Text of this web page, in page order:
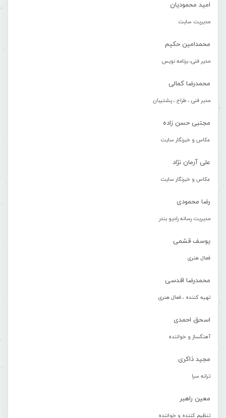
امید محمودیان
مدیریت سایت
محمدامین حکیم
مدیر فنی، برنامه نویس
محمدرضا کمالی
مدیر فنی ، طراح ، پشتیبان
مجتبی حسن زاده
عکاس و خبرنگار سایت
علی آرمان نژاد
عکاس و خبرنگار سایت
رضا محمودی
مدیریت رسانه رادیو بندر
یوسف قشمی
فعال هنری
محمدرضا اقدسی
تهیه کننده ، فعال هنری
اسحق احمدی
آهنگساز و خواننده
مجید ذاکری
ترانه سرا
معین راهبر
تنظیم کننده و خواننده